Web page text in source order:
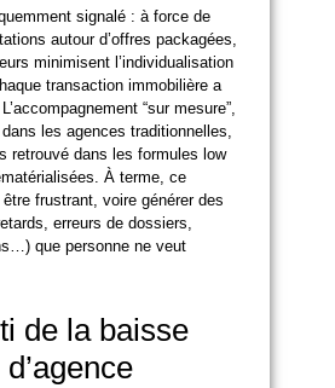
signalé : à force de
autour d’offres packagées,
minimisent l’individualisation
transaction immobilière a
“sur mesure”,
les agences traditionnelles,
retrouvé dans les formules low
À terme, ce
frustrant, voire générer des
erreurs de dossiers,
que personne ne veut
de la baisse